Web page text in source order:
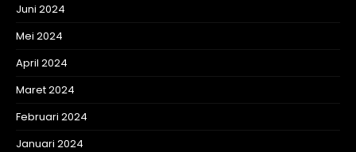
Juni 2024
Mei 2024
April 2024
Maret 2024
Februari 2024
Januari 2024